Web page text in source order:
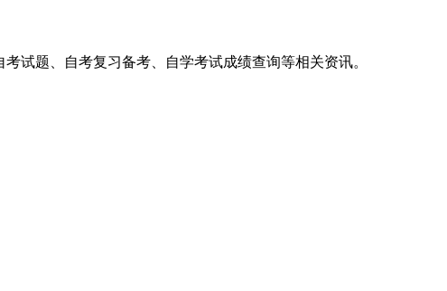
试题、自考复习备考、自学考试成绩查询等相关资讯。